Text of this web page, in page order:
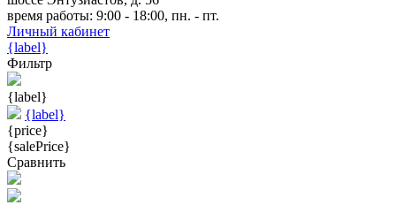
время работы: 9:00 - 18:00, пн. - пт.
Личный кабинет
{label}
Фильтр
{label}
{label}
{price}
{salePrice}
Сравнить